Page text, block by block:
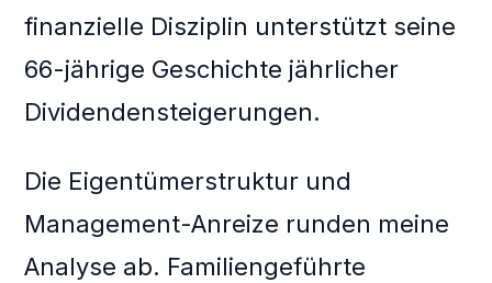
finanzielle Disziplin unterstützt seine
66-jährige Geschichte jährlicher
Dividendensteigerungen.
Die Eigentümerstruktur und
Management-Anreize runden meine
Analyse ab. Familiengeführte